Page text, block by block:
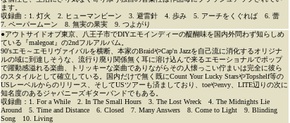
ます。
収録曲：1. 灯火 2. ヒューマンビーン 3. 避雷針 4. 歩み 5. アーチをくぐれば 6. 蕾
7. ペーパームーン 8. 無実の果実 9. つよがり
●アウトサイドオブ東京、八王子市でDIYエモインディーの醍醐味を国内外問わず知らしめ
ている『malegoat』の2ndフルアルバム。
90'sエモ～エモリヴァイバルを横断、本家のBraidやCap'n Jazzを自己流に消化するオリジナ
ルの域に到達しそうな、流行り廃り関係無く耳に溶け込んで来るエモーショナルでポップ
で躍動感溢れる楽曲、トリッキーな楽曲でありながらその人懐っこい佇まいは完全に彼ら
のスタイルとして確立している。国内だけで無く既にCount Your Lucky StarsやTopshelf等の
USレーベルからのリリース、そしてUSツアーも済ましており、toeやenvy、LITE辺りの次に
知名度のあるジャパニーズギターバンドでもある。
収録曲：1. For a While 2. In The Small Hours 3. The Lost Wreck 4. The Midnights Lie
Around 5. Time and Distance 6. Closed 7. Many Answers 8. Come to Light 9. Blinding
Song 10. Living